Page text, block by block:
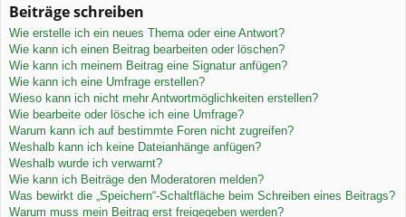
Beiträge schreiben
Wie erstelle ich ein neues Thema oder eine Antwort?
Wie kann ich einen Beitrag bearbeiten oder löschen?
Wie kann ich meinem Beitrag eine Signatur anfügen?
Wie kann ich eine Umfrage erstellen?
Wieso kann ich nicht mehr Antwortmöglichkeiten erstellen?
Wie bearbeite oder lösche ich eine Umfrage?
Warum kann ich auf bestimmte Foren nicht zugreifen?
Weshalb kann ich keine Dateianhänge anfügen?
Weshalb wurde ich verwarnt?
Wie kann ich Beiträge den Moderatoren melden?
Was bewirkt die „Speichern“-Schaltfläche beim Schreiben eines Beitrags?
Warum muss mein Beitrag erst freigegeben werden?